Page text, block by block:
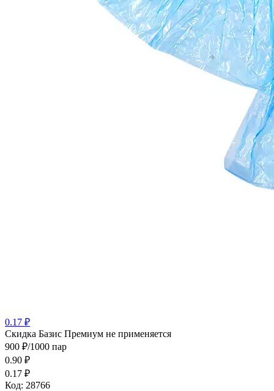
0.17 ₽
Cкидка Базис Премиум не применяется
900 ₽/1000 пар
0.90 ₽
0.17 ₽
Код: 28766